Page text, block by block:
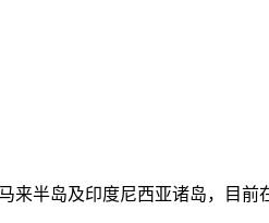
半岛及印度尼西亚诸岛，目前